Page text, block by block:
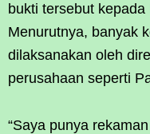
bukti tersebut
Menurutnya, banyak
dilaksanakan oleh
perusahaan seperti
“Saya punya